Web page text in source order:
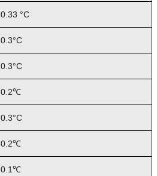
0.33 °C
0.3°C
0.3°C
0.2℃
0.3°C
0.2℃
0.1℃